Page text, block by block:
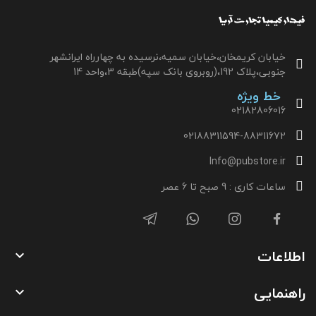
خیابان کریمخان،خیابان سمیه،نرسیده به چهارراه ایرانشهر
جنوبی،پلاک 192،(روبروی بانک سپه)طبقه 3،واحد 14
خط ویژه
02182806016
02188311594-88311672
Info@pubstore.ir
ساعات کاری : 9 صبح تا 6 عصر
اطلاعات 
راهنمایی 